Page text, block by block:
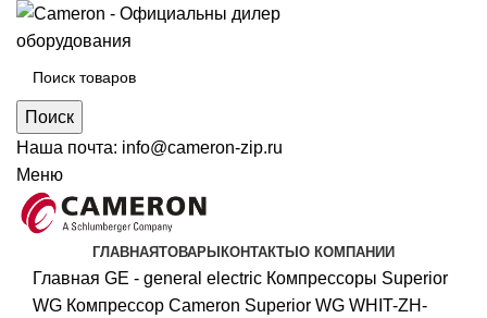
Поиск
Наша почта: info@cameron-zip.ru
Меню
ГЛАВНАЯТОВАРЫ КОНТАКТЫ О КОМПАНИИ
Главная GE - general electric Компрессоры Superior
WG Компрессор Cameron Superior WG WHIT-ZH-